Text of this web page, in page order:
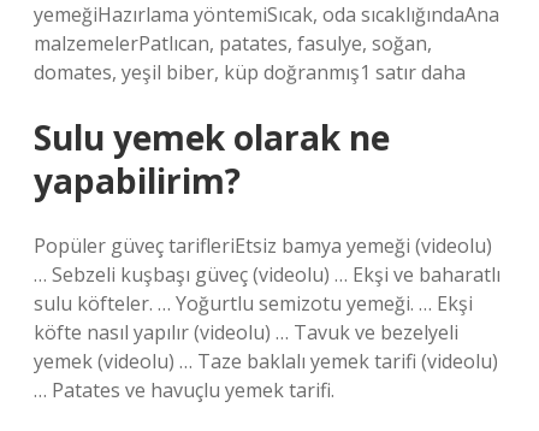
yemeğiHazırlama yöntemiSıcak, oda sıcaklığındaAna
malzemelerPatlıcan, patates, fasulye, soğan,
domates, yeşil biber, küp doğranmış1 satır daha
Sulu yemek olarak ne
yapabilirim?
Popüler güveç tarifleriEtsiz bamya yemeği (videolu)
… Sebzeli kuşbaşı güveç (videolu) … Ekşi ve baharatlı
sulu köfteler. … Yoğurtlu semizotu yemeği. … Ekşi
köfte nasıl yapılır (videolu) … Tavuk ve bezelyeli
yemek (videolu) … Taze baklalı yemek tarifi (videolu)
… Patates ve havuçlu yemek tarifi.